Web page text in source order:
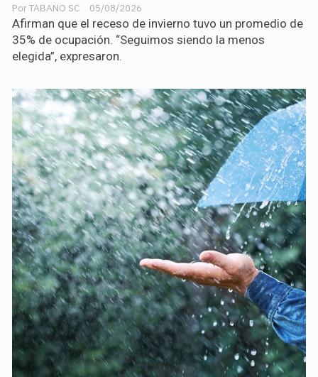
TABANO SC 05/08/2026
Afirman que el receso de invierno tuvo un promedio de
35% de ocupación. “Seguimos siendo la menos
elegida”, expresaron.